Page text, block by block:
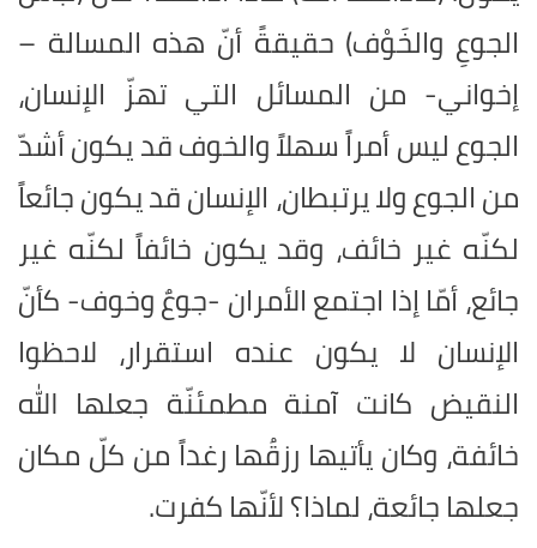
الجوعِ والخَوْف) حقيقةً أنّ هذه المسالة –
إخواني- من المسائل التي تهزّ الإنسان،
الجوع ليس أمراً سهلاً والخوف قد يكون أشدّ
من الجوع ولا يرتبطان، الإنسان قد يكون جائعاً
لكنّه غير خائف، وقد يكون خائفاً لكنّه غير
جائع، أمّا إذا اجتمع الأمران -جوعٌ وخوف- كأنّ
الإنسان لا يكون عنده استقرار، لاحظوا
النقيض كانت آمنة مطمئنّة جعلها الله
خائفة، وكان يأتيها رزقُها رغداً من كلّ مكان
جعلها جائعة، لماذا؟ لأنّها كفرت.